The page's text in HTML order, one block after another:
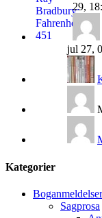
29,
jul 27,
Kategorier
Boganmeldelser
Sagprosa